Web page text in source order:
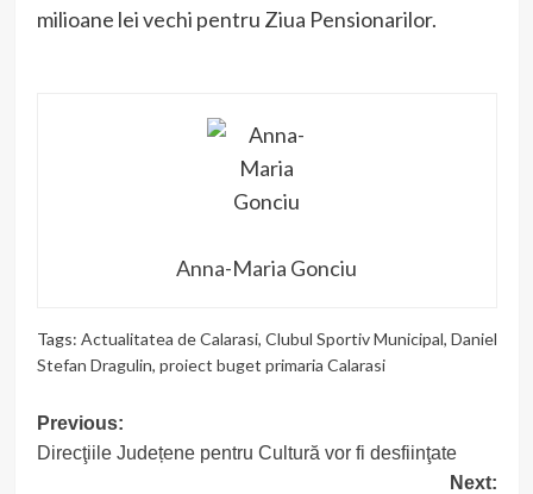
milioane lei vechi pentru Ziua Pensionarilor.
Anna-Maria Gonciu
Tags: Actualitatea de Calarasi, Clubul Sportiv Municipal, Daniel
Stefan Dragulin, proiect buget primaria Calarasi
Post
navigation
Previous:
Direcţiile Județene pentru Cultură vor fi desfiinţate
Next: